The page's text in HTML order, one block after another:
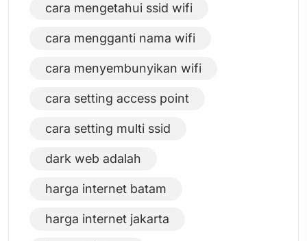
cara mengetahui ssid wifi
cara mengganti nama wifi
cara menyembunyikan wifi
cara setting access point
cara setting multi ssid
dark web adalah
harga internet batam
harga internet jakarta